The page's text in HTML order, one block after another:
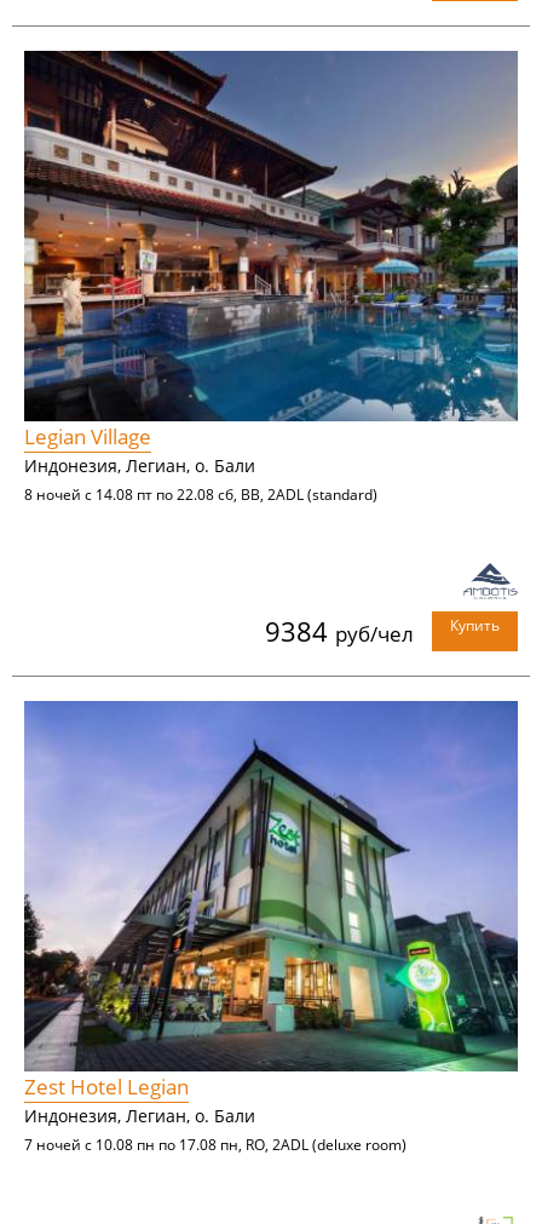
Legian Village
Индонезия, Легиан, о. Бали
8 ночей с 14.08 пт по 22.08 сб, BB, 2ADL (standard)
9384 руб/чел Купить
Zest Hotel Legian
Индонезия, Легиан, о. Бали
7 ночей с 10.08 пн по 17.08 пн, RO, 2ADL (deluxe room)